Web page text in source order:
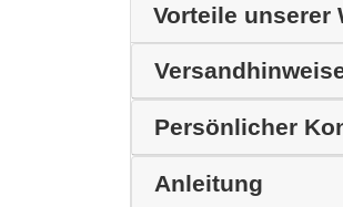
Vorteile unserer
Persönlicher
Anleitung